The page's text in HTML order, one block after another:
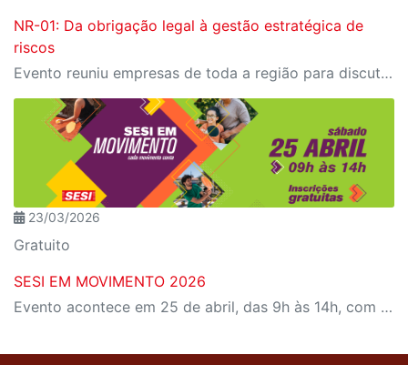
NR-01: Da obrigação legal à gestão estratégica de
riscos
Evento reuniu empresas de toda a região para discutir as recentes mudanças na legislação, assim como os desafios e caminhos no setor industrial.
23/03/2026
Gratuito
SESI EM MOVIMENTO 2026
Evento acontece em 25 de abril, das 9h às 14h, com programação para todas as idades